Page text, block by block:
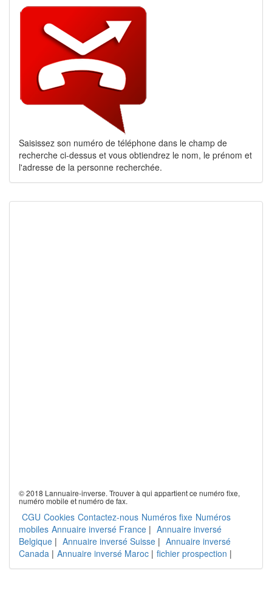
Saisissez son numéro de téléphone dans le champ de
recherche ci-dessus et vous obtiendrez le nom, le prénom et
l'adresse de la personne recherchée.
© 2018 Lannuaire-inverse. Trouver à qui appartient ce numéro fixe,
numéro mobile et numéro de fax.
CGU Cookies Contactez-nous Numéros fixe Numéros
mobiles Annuaire inversé France | Annuaire inversé
Belgique | Annuaire inversé Suisse | Annuaire inversé
Canada | Annuaire inversé Maroc | fichier prospection |